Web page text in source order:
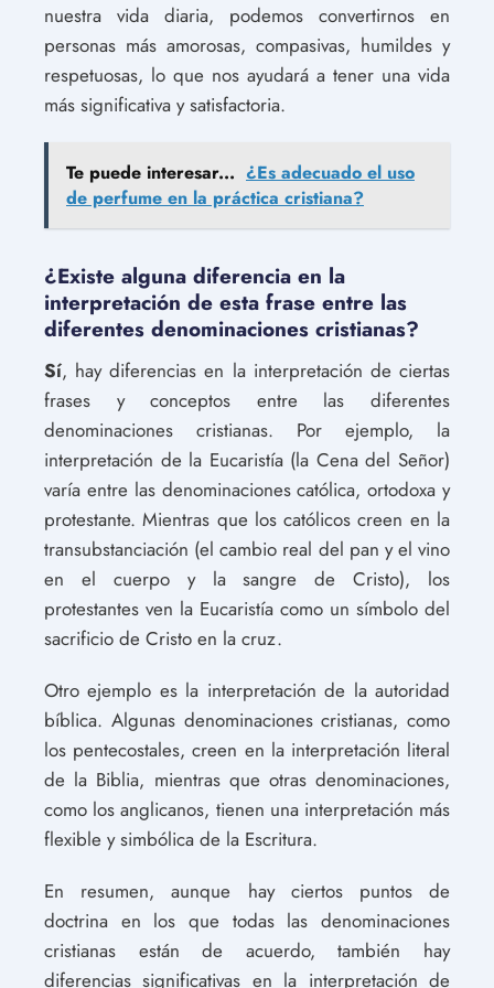
nuestra vida diaria, podemos convertirnos en
personas más amorosas, compasivas, humildes y
respetuosas, lo que nos ayudará a tener una vida
más significativa y satisfactoria.
Te puede interesar... ¿Es adecuado el uso
de perfume en la práctica cristiana?
¿Existe alguna diferencia en la
interpretación de esta frase entre las
diferentes denominaciones cristianas?
Sí, hay diferencias en la interpretación de ciertas
frases y conceptos entre las diferentes
denominaciones cristianas. Por ejemplo, la
interpretación de la Eucaristía (la Cena del Señor)
varía entre las denominaciones católica, ortodoxa y
protestante. Mientras que los católicos creen en la
transubstanciación (el cambio real del pan y el vino
en el cuerpo y la sangre de Cristo), los
protestantes ven la Eucaristía como un símbolo del
sacrificio de Cristo en la cruz.
Otro ejemplo es la interpretación de la autoridad
bíblica. Algunas denominaciones cristianas, como
los pentecostales, creen en la interpretación literal
de la Biblia, mientras que otras denominaciones,
como los anglicanos, tienen una interpretación más
flexible y simbólica de la Escritura.
En resumen, aunque hay ciertos puntos de
doctrina en los que todas las denominaciones
cristianas están de acuerdo, también hay
diferencias significativas en la interpretación de